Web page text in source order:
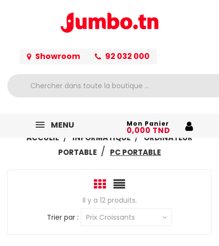
Showroom 92 032 000
MENU Mon Panier
0,000 TND
ACCUEIL INFORMATIQUE
ORDINATEUR
PORTABLE
PC PORTABLE
Il y a 12 produits.
Trier par :
Prix Croissants